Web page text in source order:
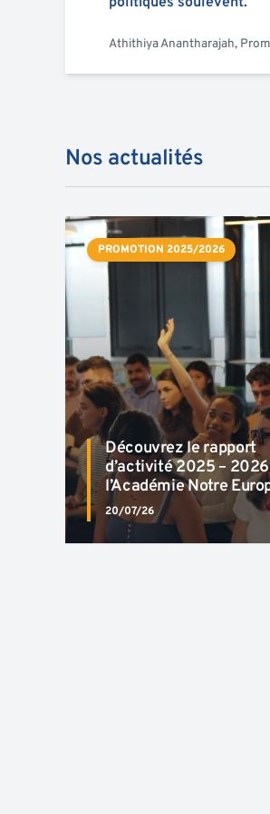
Athithiya Anantharajah,
Nos actualités
PROMOTION 2025/2026
Découvrez le rapport
d’activité 2025 –
l’Académie Notre
20/07/26